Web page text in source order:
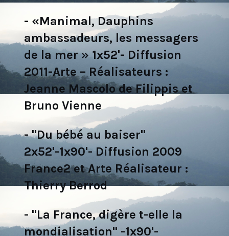
- «Manimal, Dauphins
ambassadeurs, les messagers
de la mer » 1x52'- Diffusion
2011-Arte – Réalisateurs :
Jeanne Mascolo de Filippis et
Bruno Vienne
- "Du bébé au baiser"
2x52'-1x90'- Diffusion 2009
France2 et Arte Réalisateur :
Thierry Berrod
- "La France, digère t-elle la
mondialisation" -1x90'-